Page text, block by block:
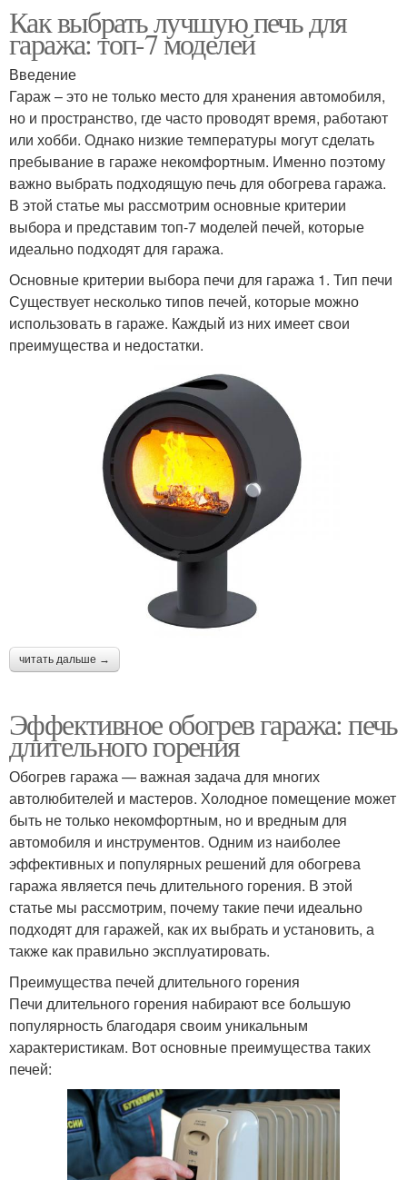
Как выбрать лучшую печь для
гаража: топ-7 моделей
Введение
Гараж – это не только место для хранения автомобиля,
но и пространство, где часто проводят время, работают
или хобби. Однако низкие температуры могут сделать
пребывание в гараже некомфортным. Именно поэтому
важно выбрать подходящую печь для обогрева гаража.
В этой статье мы рассмотрим основные критерии
выбора и представим топ-7 моделей печей, которые
идеально подходят для гаража.
Основные критерии выбора печи для гаража 1. Тип печи
Существует несколько типов печей, которые можно
использовать в гараже. Каждый из них имеет свои
преимущества и недостатки.
читать дальше →
Эффективное обогрев гаража: печь
длительного горения
Обогрев гаража — важная задача для многих
автолюбителей и мастеров. Холодное помещение может
быть не только некомфортным, но и вредным для
автомобиля и инструментов. Одним из наиболее
эффективных и популярных решений для обогрева
гаража является печь длительного горения. В этой
статье мы рассмотрим, почему такие печи идеально
подходят для гаражей, как их выбрать и установить, а
также как правильно эксплуатировать.
Преимущества печей длительного горения
Печи длительного горения набирают все большую
популярность благодаря своим уникальным
характеристикам. Вот основные преимущества таких
печей: